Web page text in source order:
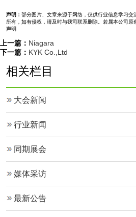
声明： 部分图片、文章来源于网络，仅供行业信息学习
所有，如有侵权，请及时与我司联系删除。若属本公司原
声明
上一篇： Niagara
下一篇： KYK Co.,Ltd
相关栏目
大会新闻
行业新闻
同期展会
媒体采访
最新公告